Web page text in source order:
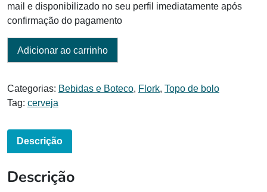
mail e disponibilizado no seu perfil imediatamente após
confirmação do pagamento
Adicionar ao carrinho
Categorias: Bebidas e Boteco, Flork, Topo de bolo
Tag: cerveja
Descrição
Descrição